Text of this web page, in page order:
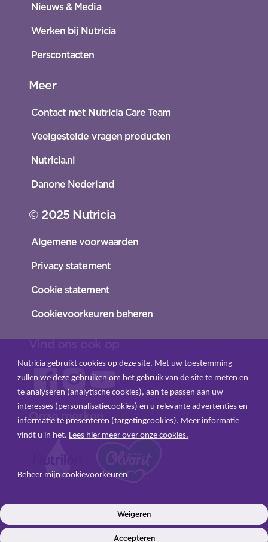
INLOGGEN
Nieuws & Media
Werken bij Nutricia
Perscontacten
Meer
Contact met Nutricia Care Team
Veelgestelde vragen producten
Nutricia.nl
Danone Nederland
© 2025 Nutricia
Algemene voorwaarden
Privacy statement
Cookie statement
Cookievoorkeuren beheren
Onze merken
Nutricia gebruikt cookies op deze site. Met uw toestemming
zullen we deze gebruiken om het gebruik van de site te meten en
te analyseren (analytische cookies), aan te passen aan uw
interesses (personalisatiecookies) en u relevante advertenties en
informatie te presenteren (targetingcookies). Meer informatie
vindt u in het. Lees hier meer over onze cookies.
Beheer mijn cookievoorkeuren
Weigeren
Accepteren